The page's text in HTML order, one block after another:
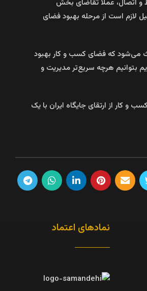
و اتصال، عملاً تقاضای بخش
لازم است از مرحله بهبود فضای
می‌شود که فضای کسب و کار بهبود
بتوانیم هرچه سریع‌تر مدیریت و
درباره بهبود فضای کسب و کار از ارتقای جایگاه ایران با یک
نمادهای اعتماد